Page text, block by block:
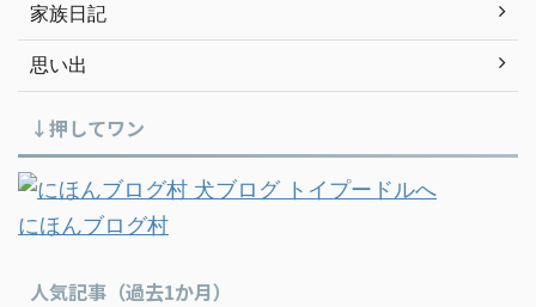
家族日記
思い出
↓押してワン
にほんブログ村
人気記事（過去1か月）